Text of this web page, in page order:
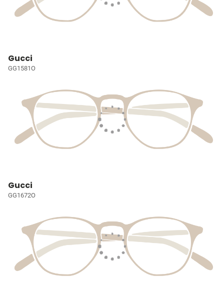
Gucci
GG1581O
Gucci
GG1672O